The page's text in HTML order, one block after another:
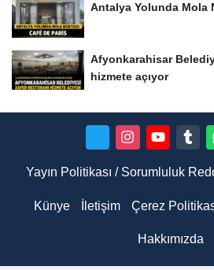
Antalya Yolunda Mola
Afyonkarahisar
hizmete açıyor
Yayın Politikası / Sorumluluk
Künye İletişim Çerez
Hakkımızda